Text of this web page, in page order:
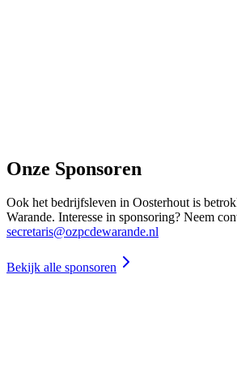
Onze Sponsoren
Ook het bedrijfsleven in Oosterhout is
Warande. Interesse in sponsoring? Neem
secretaris@ozpcdewarande.nl
Bekijk alle sponsoren